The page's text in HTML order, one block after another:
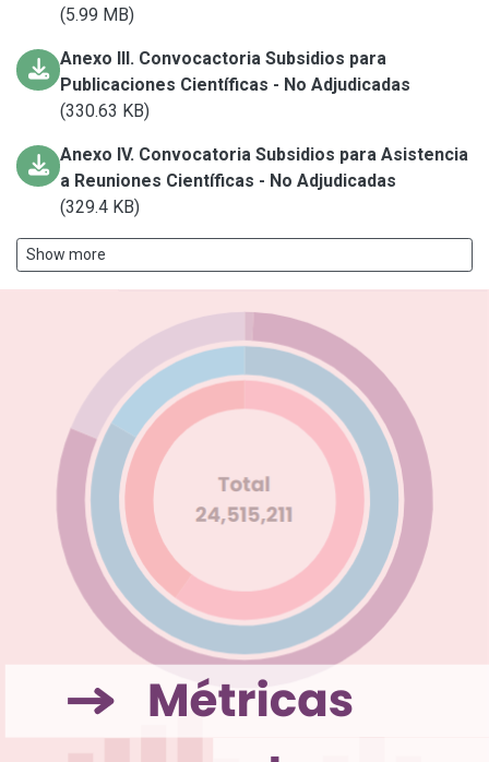
(5.99 MB)
Anexo III. Convocactoria Subsidios para
Publicaciones Científicas - No Adjudicadas
(330.63 KB)
Anexo IV. Convocatoria Subsidios para Asistencia
a Reuniones Científicas - No Adjudicadas
(329.4 KB)
Show more